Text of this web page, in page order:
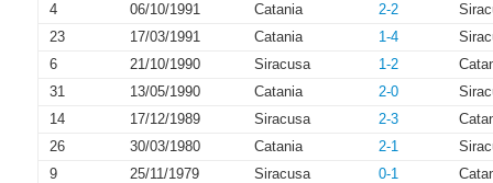
4
06/10/1991 Catania 2-2
23
17/03/1991 Catania 1-4
6
21/10/1990 Siracusa 1-2
31
13/05/1990 Catania 2-0
14
17/12/1989 Siracusa 2-3
26
30/03/1980 Catania 2-1
9
25/11/1979 Siracusa 0-1